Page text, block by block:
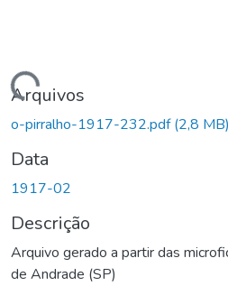
Carregando...
Arquivos
o-pirralho-1917-232.pdf(2,8 MB)
Data
1917-02
Descrição
Arquivo gerado a partir das
de Andrade (SP)